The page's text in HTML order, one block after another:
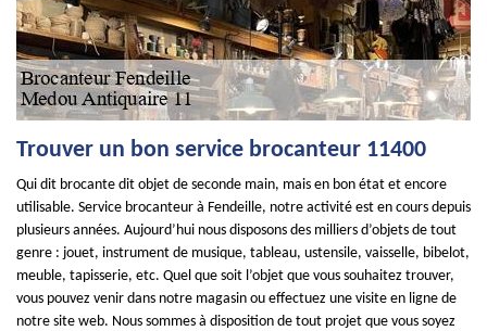
Trouver un bon service brocanteur 11400
Qui dit brocante dit objet de seconde main, mais en bon état et encore
utilisable. Service brocanteur à Fendeille, notre activité est en cours depuis
plusieurs années. Aujourd’hui nous disposons des milliers d’objets de tout
genre : jouet, instrument de musique, tableau, ustensile, vaisselle, bibelot,
meuble, tapisserie, etc. Quel que soit l’objet que vous souhaitez trouver,
vous pouvez venir dans notre magasin ou effectuez une visite en ligne de
notre site web. Nous sommes à disposition de tout projet que vous soyez